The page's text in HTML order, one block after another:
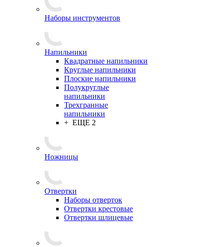
Наборы инструментов
Напильники
Квадратные напильники
Круглые напильники
Плоские напильники
Полукруглые
напильники
Трехгранные
напильники
+ ЕЩЕ 2
Ножницы
Отвертки
Наборы отверток
Отвертки крестовые
Отвертки шлицевые